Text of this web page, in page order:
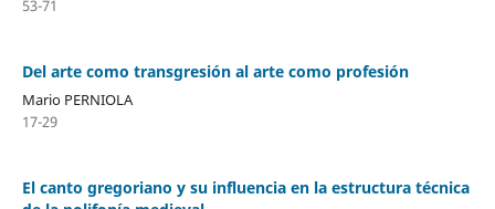
53-71
Del arte como transgresión al arte como profesión
Mario PERNIOLA
17-29
El canto gregoriano y su influencia en la estructura técnica